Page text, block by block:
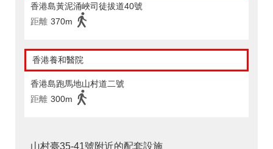
香港島黃泥涌峽司徒拔道40號
距離 370m
香港養和醫院
香港島跑馬地山村道二號
距離 300m
山村臺35-41號附近的配套設施